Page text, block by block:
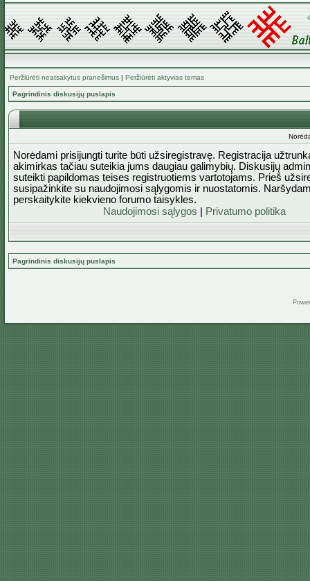
Peržiūrėti neatsakytus pranešimus | Peržiūrėti aktyvias temas
Pagrindinis diskusijų puslapis
Norėdami prisijungti turite būti užsiregistravę. Registracija
akimirkas tačiau suteikia jums daugiau galimybių. Diskusijų
suteikti papildomas teises registruotiems vartotojams. Prieš
susipažinkite su naudojimosi sąlygomis ir nuostatomis.
perskaitykite kiekvieno forumo taisykles.
Naudojimosi sąlygos
Privatumo politika
Pagrindinis diskusijų puslapis